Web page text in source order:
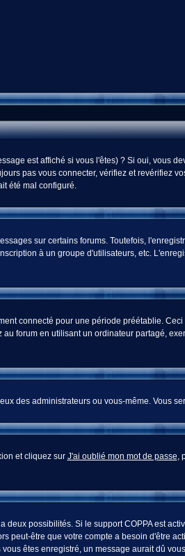
est affiché si vous l'êtes) ? Si oui, vous
pas vous connecter, vérifiez et revérifiez
été mal configuré.
sur certains forums. Toutefois,
à un groupe d'utilisateurs, etc.
connecté pour une période préétablie.
forum en utilisant un ordinateur partagé,
des administrateurs ou vous-même. Vous
et cliquez sur J'ai oublié mon mot de passe,
possibilités. Si le support COPPA est
peut-être que votre compte a besoin d'être
êtes enregistré, un message aurait dû